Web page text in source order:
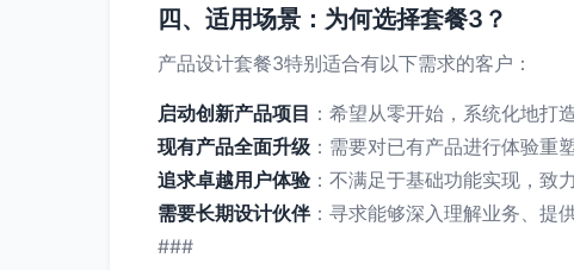
四、适用场景：为何选择套餐3？
产品设计套餐3特别适合有以下需求的客户：
启动创新产品项目 ：希望从零开始，系统化地打
现有产品全面升级 ：需要对已有产品进行体验重
追求卓越用户体验：不满足于基础功能实现，致
需要长期设计伙伴：寻求能够深入理解业务、提
###